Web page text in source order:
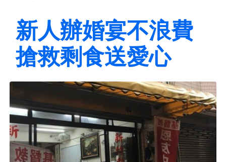
新人辦婚宴不浪費
搶救剩食送愛心